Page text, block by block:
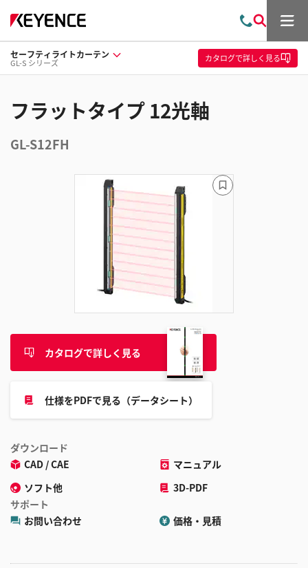
問
い
合
わ
索
メ
ュ
ー
セーフティライトカーテン
GL-S シリーズ カタログで詳しく見る
フラットタイプ 12光軸
GL-S12FH
カタログで詳しく見る
仕様をPDFで見る（データシート）
ダウンロード
CAD / CAE
マニュアル
ソフト他
3D-PDF
サポート
お問い合わせ
価格・見積
ブ
ッ